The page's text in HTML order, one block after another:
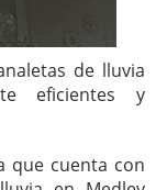
de lluvia
eficientes y
que cuenta con